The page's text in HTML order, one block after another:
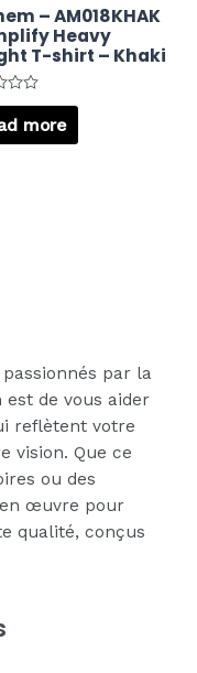
– AM018KHAK
Heavy
T-shirt – Khaki
more
par la
de vous aider
reflètent votre
vision. Que ce
ou des
œuvre pour
qualité, conçus